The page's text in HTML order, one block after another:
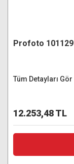
Profoto
Tüm Detayları Gör
12.253,48 TL